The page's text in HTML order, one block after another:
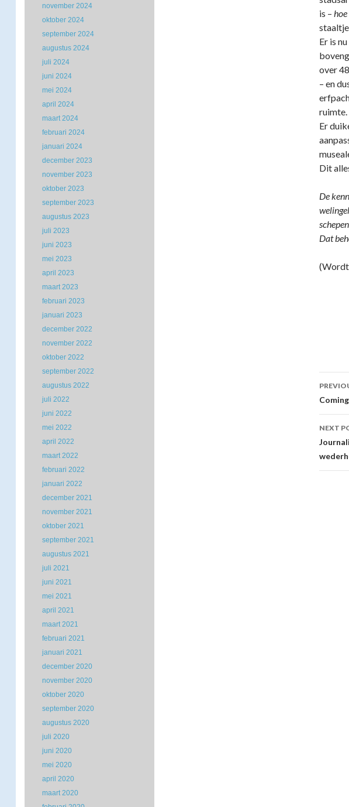
is –
Er is
over
– en
ruimte.
Er
Dit
De
Dat
Post
NEXT
november 2024
oktober 2024
september 2024
augustus 2024
juli 2024
juni 2024
mei 2024
april 2024
maart 2024
februari 2024
januari 2024
december 2023
november 2023
oktober 2023
september 2023
augustus 2023
juli 2023
juni 2023
mei 2023
april 2023
maart 2023
februari 2023
januari 2023
december 2022
november 2022
oktober 2022
september 2022
augustus 2022
juli 2022
juni 2022
mei 2022
april 2022
maart 2022
februari 2022
januari 2022
december 2021
november 2021
oktober 2021
september 2021
augustus 2021
juli 2021
juni 2021
mei 2021
april 2021
maart 2021
februari 2021
januari 2021
december 2020
november 2020
oktober 2020
september 2020
augustus 2020
juli 2020
juni 2020
mei 2020
april 2020
maart 2020